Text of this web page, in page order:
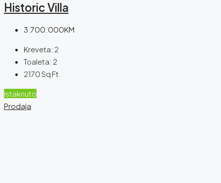
Historic Villa
3.700.000KM
Kreveta: 2
Toaleta: 2
2170Sq Ft
Istaknuto
Prodaja